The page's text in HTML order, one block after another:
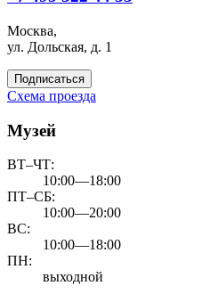
Москва,
ул. Дольская, д. 1
Подписаться
Схема проезда
Музей
ВТ–ЧТ:
10:00—18:00
ПТ–СБ:
10:00—20:00
ВС:
10:00—18:00
ПН:
выходной